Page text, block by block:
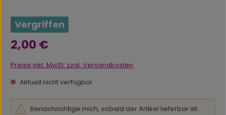
Vergriffen
Regulärer Preis:
2,00 €
Preise inkl. MwSt. zzgl. Versandkosten
Aktuell nicht verfügbar
Benachrichtige mich, sobald der Artikel lieferbar ist.